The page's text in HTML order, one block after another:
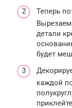
Теперь
детали
будет
каждой